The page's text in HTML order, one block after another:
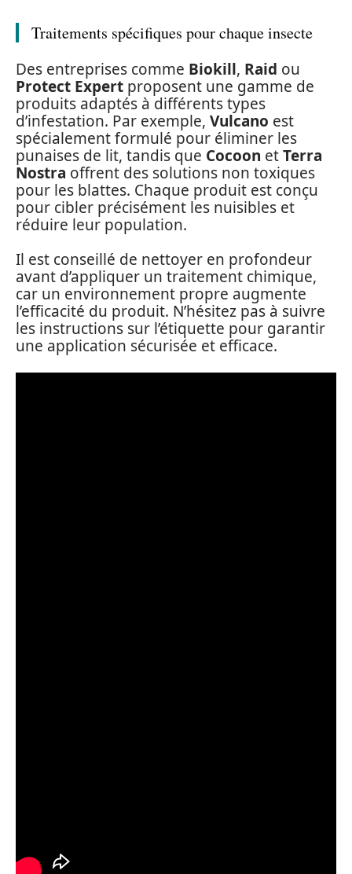
Traitements spécifiques pour chaque insecte
Des entreprises comme Biokill, Raid ou
Protect Expert proposent une gamme de
produits adaptés à différents types
d’infestation. Par exemple, Vulcano est
spécialement formulé pour éliminer les
punaises de lit, tandis que Cocoon etTerra
Nostra offrent des solutions non toxiques
pour les blattes. Chaque produit est conçu
pour cibler précisément les nuisibles et
réduire leur population.
Il est conseillé de nettoyer en profondeur
avant d’appliquer un traitement chimique,
car un environnement propre augmente
l’efficacité du produit. N’hésitez pas à suivre
les instructions sur l’étiquette pour garantir
une application sécurisée et efficace.